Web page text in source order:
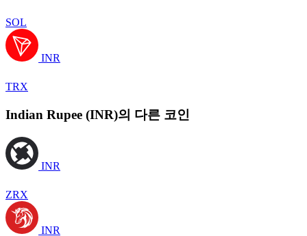
SOL
INR
TRX
Indian Rupee (INR)의 다른 코인
INR
ZRX
INR